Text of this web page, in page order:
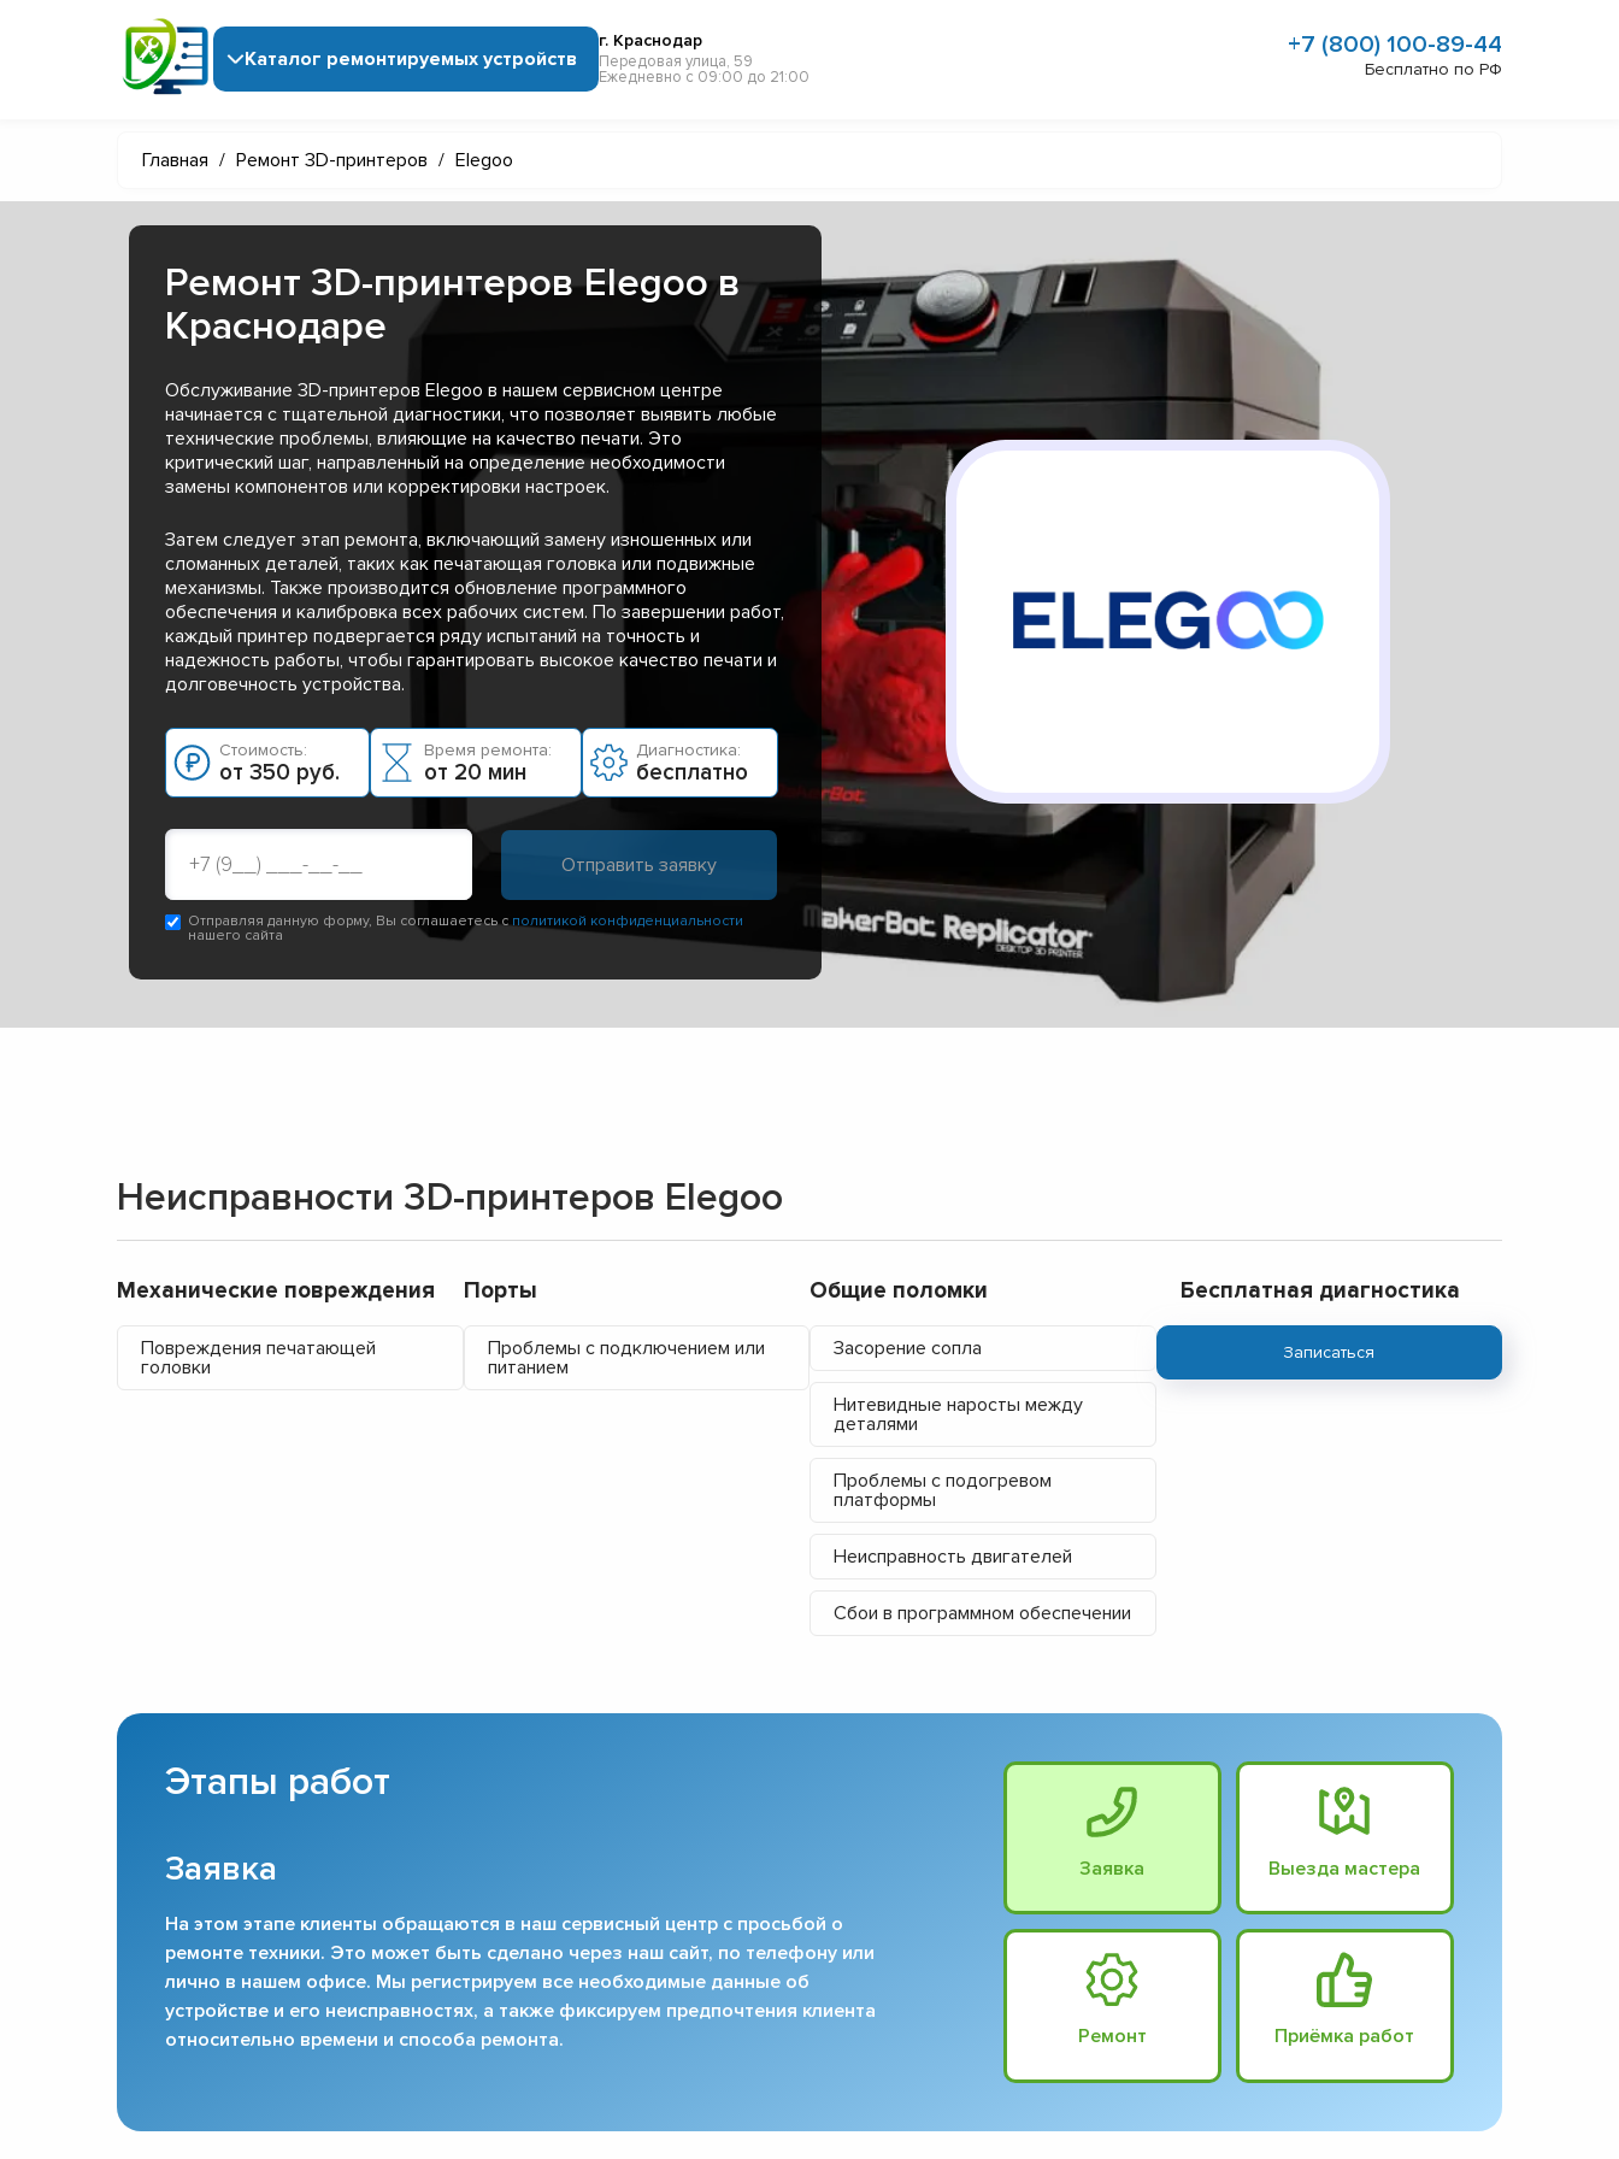
Каталог ремонтируемых устройств
г. Краснодар
Передовая улица, 59
Ежедневно с 09:00 до 21:00
+7 (800) 100-89-44
Бесплатно по РФ
Главная / Ремонт 3D-принтеров / Elegoo
Ремонт 3D-принтеров Elegoo в
Краснодаре
Обслуживание 3D-принтеров Elegoo в нашем сервисном центре
начинается с тщательной диагностики, что позволяет выявить любые
технические проблемы, влияющие на качество печати. Это
критический шаг, направленный на определение необходимости
замены компонентов или корректировки настроек.
Затем следует этап ремонта, включающий замену изношенных или
сломанных деталей, таких как печатающая головка или подвижные
механизмы. Также производится обновление программного
обеспечения и калибровка всех рабочих систем. По завершении работ,
каждый принтер подвергается ряду испытаний на точность и
надежность работы, чтобы гарантировать высокое качество печати и
долговечность устройства.
Стоимость:
от 350 руб.
Время ремонта:
от 20 мин
Диагностика:
бесплатно
Отправляя данную форму, Вы соглашаетесь с политикой конфиденциальности
нашего сайта
Неисправности 3D-принтеров Elegoo
Механические повреждения
Повреждения печатающей
головки
Порты
Проблемы с подключением или
питанием
Общие поломки
Засорение сопла
Нитевидные наросты между
деталями
Проблемы с подогревом
платформы
Неисправность двигателей
Сбои в программном обеспечении
Бесплатная диагностика
Записаться
Этапы работ
Заявка
На этом этапе клиенты обращаются в наш сервисный центр с просьбой о
ремонте техники. Это может быть сделано через наш сайт, по телефону или
лично в нашем офисе. Мы регистрируем все необходимые данные об
устройстве и его неисправностях, а также фиксируем предпочтения клиента
относительно времени и способа ремонта.
Заявка Выезда мастера
Ремонт Приёмка работ